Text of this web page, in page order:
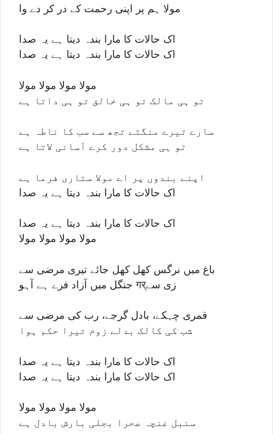
مولا ہم پر اپنی رحمت کے در کر دے وا
اک حالات کا مارا بندہ دیتا ہے یہ صدا
اک حالات کا مارا بندہ دیتا ہے یہ صدا
مولا مولا مولا مولا
تو ہی مالک تو ہی خالق تو ہی داتا ہے
سارے تیرے منگتے تجھ سے سب کا ناطہ ہے
تو ہی مشکل دور کرے آسانی لاتا ہے
اپنے بندوں پر اے مولا ستاری فرما ہے
اک حالات کا مارا بندہ دیتا ہے یہ صدا
اک حالات کا مارا بندہ دیتا ہے یہ صدا
مولا مولا مولا مولا
باغ میں نرگس کھل کھل جائے تیری مرضی سے
جنگل میں آزاد فرے ہے آہو गर्زی سے
قمری چہکے، بادل گرجے، رب کی مرضی سے
شب کی کالک بدلے زوم تیرا حکم ہوا
اک حالات کا مارا بندہ دیتا ہے یہ صدا
اک حالات کا مارا بندہ دیتا ہے یہ صدا
مولا مولا مولا مولا
سنبل غنچہ صحرا بجلی بارش بادل ہے